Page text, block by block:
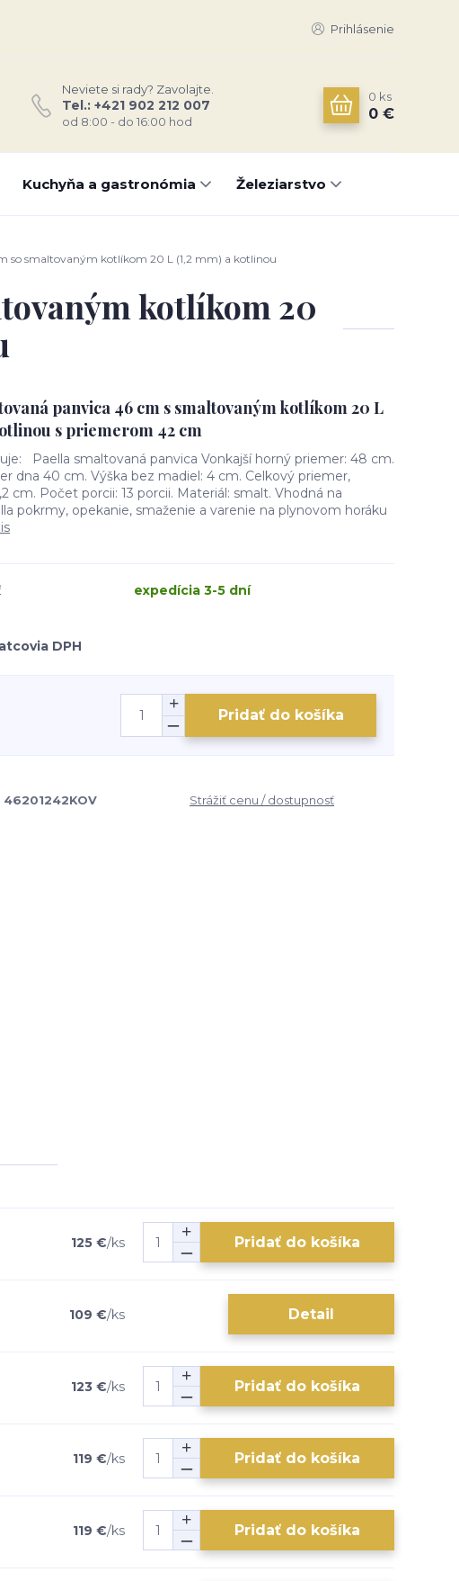
Prihlásenie
Neviete si rady? Zavolajte.
Tel.: +421 902 212 007
od 8:00 - do 16:00 hod
0 ks
0 €
Kuchyňa a gastronómia Železiarstvo
so smaltovaným kotlíkom 20 L (1,2 mm) a kotlinou
kotlíkom 20
panvica 46 cm s smaltovaným kotlíkom 20 L
s priemerom 42 cm
Paella smaltovaná panvica Vonkajší horný priemer: 48 cm.
dna 40 cm. Výška bez madiel: 4 cm. Celkový priemer,
cm. Počet porcii: 13 porcii. Materiál: smalt. Vhodná na
pokrmy, opekanie, smaženie a varenie na plynovom horáku
expedícia 3-5 dní
DPH
Pridať do košíka
46201242KOV Strážiť cenu / dostupnosť
125 €/ks Pridať do košíka
109 €/ks Detail
123 €/ks Pridať do košíka
119 €/ks Pridať do košíka
119 €/ks Pridať do košíka